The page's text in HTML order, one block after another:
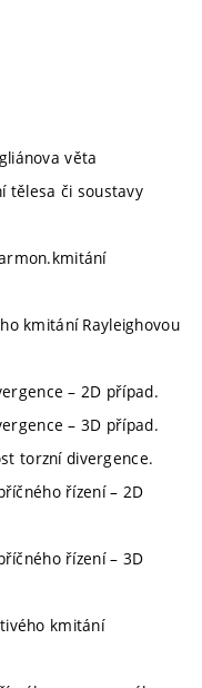
věta
tělesa či soustavy
kmitání Rayleighovou
– 2D případ.
– 3D případ.
torzní divergence.
řízení – 2D
řízení – 3D
kmitání